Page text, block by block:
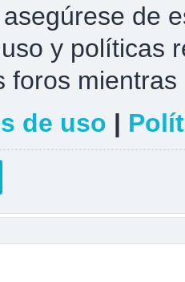
de
y políticas
foros
de uso |